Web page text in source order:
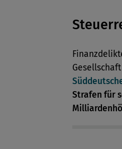
Strafen für